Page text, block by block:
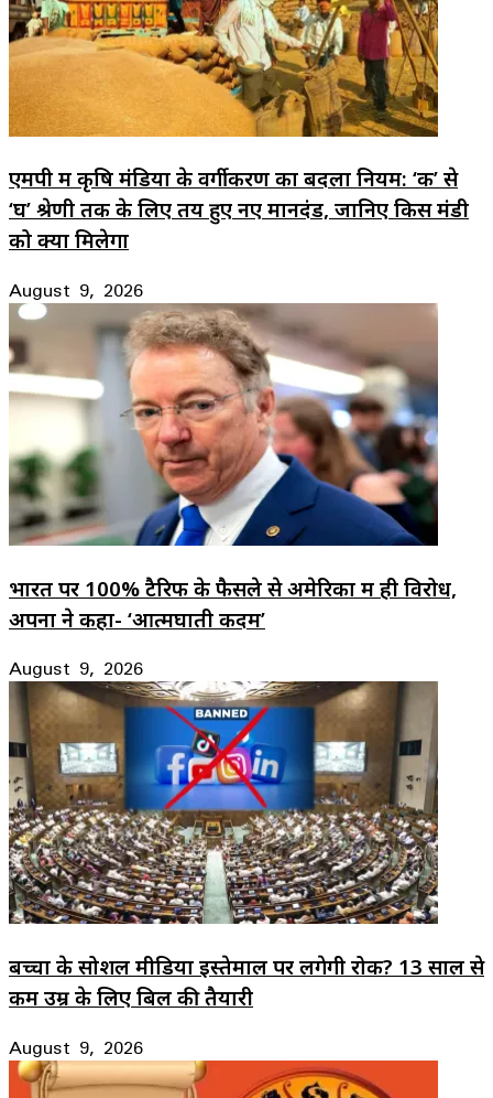
एमपी में कृषि मंडियों के वर्गीकरण का बदला नियम: ‘क’ से
‘घ’ श्रेणी तक के लिए तय हुए नए मानदंड, जानिए किस मंडी
को क्या मिलेगा
August 9, 2026
भारत पर 100% टैरिफ के फैसले से अमेरिका में ही विरोध,
अपनों ने कहा- ‘आत्मघाती कदम’
August 9, 2026
बच्चों के सोशल मीडिया इस्तेमाल पर लगेगी रोक? 13 साल से
कम उम्र के लिए बिल की तैयारी
August 9, 2026